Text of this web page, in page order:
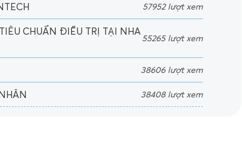
57952 lượt xem
CHUẨN ĐIỀU TRỊ TẠI NHA
55265 lượt xem
38606 lượt xem
38408 lượt xem